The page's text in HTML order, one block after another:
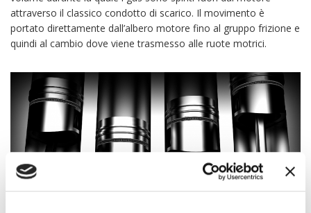
attraverso il classico condotto di scarico. Il movimento è
portato direttamente dall’albero motore fino al gruppo frizione e
quindi al cambio dove viene trasmesso alle ruote motrici.